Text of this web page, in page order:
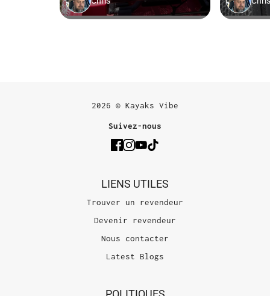
2026 © Kayaks Vibe
Suivez-nous
LIENS UTILES
Trouver un revendeur
Devenir revendeur
Nous contacter
Latest Blogs